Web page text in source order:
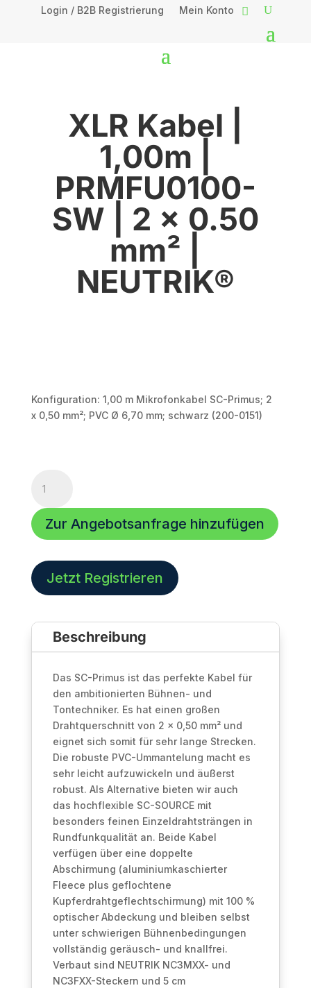
Login / B2B Registrierung Mein Konto
XLR Kabel |
1,00m |
PRMFU0100-
SW | 2 x 0.50
mm² |
NEUTRIK®
Konfiguration: 1,00 m Mikrofonkabel SC-Primus; 2
x 0,50 mm²; PVC Ø 6,70 mm; schwarz (200-0151)
Kabel
1,00m
SW
|
x
mm²
NEUTRIK®
Menge
Zur Angebotsanfrage hinzufügen
Jetzt Registrieren
Beschreibung
Das SC-Primus ist das perfekte Kabel für
den ambitionierten Bühnen- und
Tontechniker. Es hat einen großen
Drahtquerschnitt von 2 x 0,50 mm² und
eignet sich somit für sehr lange Strecken.
Die robuste PVC-Ummantelung macht es
sehr leicht aufzuwickeln und äußerst
robust. Als Alternative bieten wir auch
das hochflexible SC-SOURCE mit
besonders feinen Einzeldrahtsträngen in
Rundfunkqualität an. Beide Kabel
verfügen über eine doppelte
Abschirmung (aluminiumkaschierter
Fleece plus geflochtene
Kupferdrahtgeflechtschirmung) mit 100 %
optischer Abdeckung und bleiben selbst
unter schwierigen Bühnenbedingungen
vollständig geräusch- und knallfrei.
Verbaut sind NEUTRIK NC3MXX- und
NC3FXX-Steckern und 5 cm